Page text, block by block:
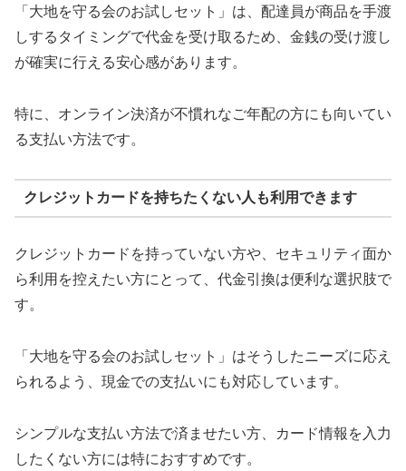
「大地を守る会のお試しセット」は、配達員が商品を手渡
しするタイミングで代金を受け取るため、金銭の受け渡し
が確実に行える安心感があります。
特に、オンライン決済が不慣れなご年配の方にも向いてい
る支払い方法です。
クレジットカードを持ちたくない人も利用できます
クレジットカードを持っていない方や、セキュリティ面か
ら利用を控えたい方にとって、代金引換は便利な選択肢で
す。
「大地を守る会のお試しセット」はそうしたニーズに応え
られるよう、現金での支払いにも対応しています。
シンプルな支払い方法で済ませたい方、カード情報を入力
したくない方には特におすすめです。